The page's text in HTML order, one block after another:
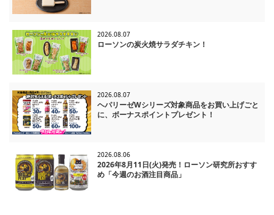
2026.08.07
ローソンの炭火焼サラダチキン！
2026.08.07
ヘパリーゼWシリーズ対象商品をお買い上げごと
に、ボーナスポイントプレゼント！
2026.08.06
2026年8月11日(火)発売！ローソン研究所おすす
め「今週のお酒注目商品」